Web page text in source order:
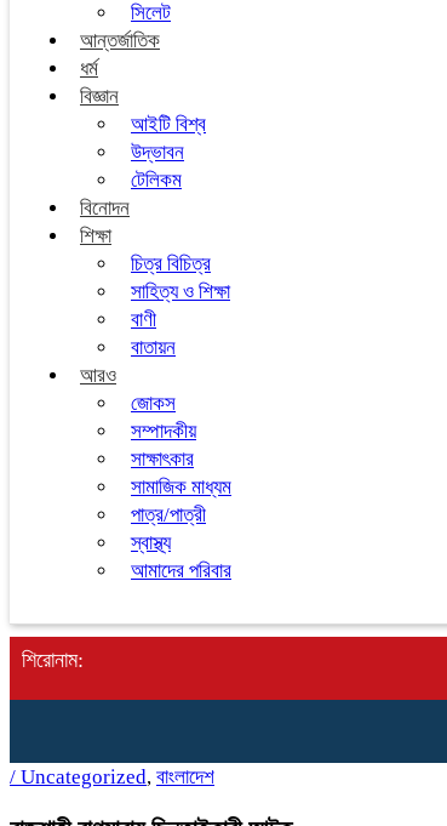
সিলেট
আন্তর্জাতিক
ধর্ম
বিজ্ঞান
আইটি বিশ্ব
উদ্ভাবন
টেলিকম
বিনোদন
শিক্ষা
চিত্র বিচিত্র
সাহিত্য ও শিক্ষা
বাণী
বাতায়ন
আরও
জোকস
সম্পাদকীয়
সাক্ষাৎকার
সামাজিক মাধ্যম
পাত্র/পাত্রী
স্বাস্থ্য
আমাদের পরিবার
শিরোনাম:
/ Uncategorized, বাংলাদেশ